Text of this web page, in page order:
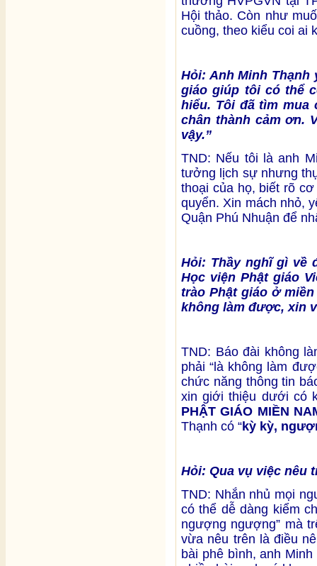
Hội thảo. Còn như
cuồng, theo kiểu coi ai
Hỏi: Anh Minh
giáo giúp tôi có thể
hiểu. Tôi đã tìm mua
chân thành cảm ơn.
vậy.”
TND: Nếu tôi là anh
tưởng lịch sự nhưng
thoại của họ, biết rõ
quyển. Xin mách nhỏ,
Quận Phú Nhuận để
Hỏi: Thầy nghĩ gì về
Học viện Phật giáo
trào Phật giáo ở
không làm được, xin
TND: Báo đài không
phải “là không làm
chức năng thông tin
xin giới thiệu dưới có
PHẬT GIÁO MIỀN
Thạnh có “kỳ kỳ,
Hỏi: Qua vụ việc nêu
TND: Nhắn nhủ mọi
có thể dễ dàng kiểm
ngượng ngượng” mà
vừa nêu trên là điều
bài phê bình, anh